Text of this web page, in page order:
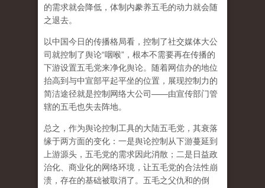
的需求就会降低，体制内豢养五毛的动力就会随
之退去。
以中国今日的传播格局看，控制了社交媒体大公
司就控制了舆论“咽喉”，根本不需要再在传播的
下游设置五毛党来净化舆论。随着网信办的地位
抬高到与中宣部平起平坐的位置，展现控制力的
简洁途径就是控制网络大公司——由宣传部门管
辖的五毛也失去阵地。
总之，作为舆论控制工具的大陆五毛党，其衰落
缘于两方面的变化：一是舆论控制从下游蔓延到
上游源头，五毛党的需求因此消散；二是日益政
治化、商业化的网络环境，让五毛党的合法性崩
溃，存在的基础被取消了。五毛之父仇和的倒